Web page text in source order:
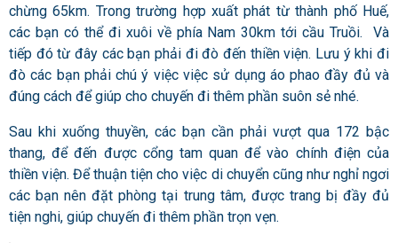
chừng 65km. Trong trường hợp xuất phát từ thành phố Huế,
các bạn có thể đi xuôi về phía Nam 30km tới cầu Truồi. Và
tiếp đó từ đây các bạn phải đi đò đến thiền viện. Lưu ý khi đi
đò các bạn phải chú ý việc việc sử dụng áo phao đầy đủ và
đúng cách để giúp cho chuyến đi thêm phần suôn sẻ nhé.
Sau khi xuống thuyền, các bạn cần phải vượt qua 172 bậc
thang, để đến được cổng tam quan để vào chính điện của
thiền viện. Để thuận tiện cho việc di chuyển cũng như nghỉ ngơi
các bạn nên đặt phòng tại trung tâm, được trang bị đầy đủ
tiện nghi, giúp chuyến đi thêm phần trọn vẹn.